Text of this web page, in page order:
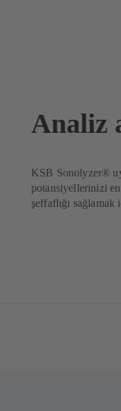
Analiz
KSB Sonolyzer®
potansiyellerinizi
şeffaflığı